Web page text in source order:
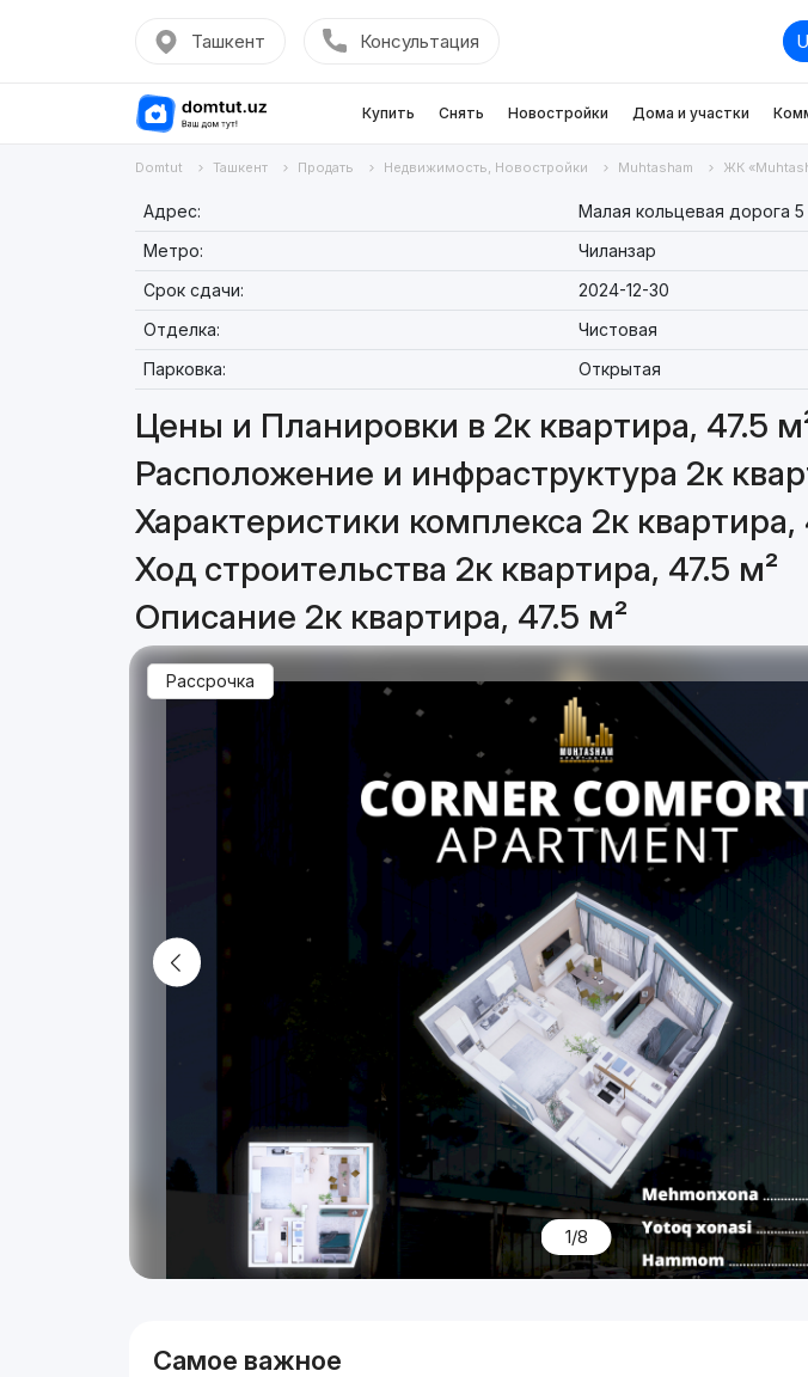
Ташкент Консультация
Купить Снять Новостройки Дома и участки
Domtut Ташкент Продать Недвижимость, Новостройки Muhtasham ЖК
Адрес:
Малая кольцевая дорога 5
Метро:
Чиланзар
Срок сдачи:
2024-12-30
Отделка:
Чистовая
Парковка:
Открытая
Цены и Планировки в 2к квартира, 47.5
Расположение и инфраструктура 2к
Характеристики комплекса 2к квартира,
Ход строительства 2к квартира, 47.5 м²
Описание 2к квартира, 47.5 м²
Рассрочка
1/8
Самое важное